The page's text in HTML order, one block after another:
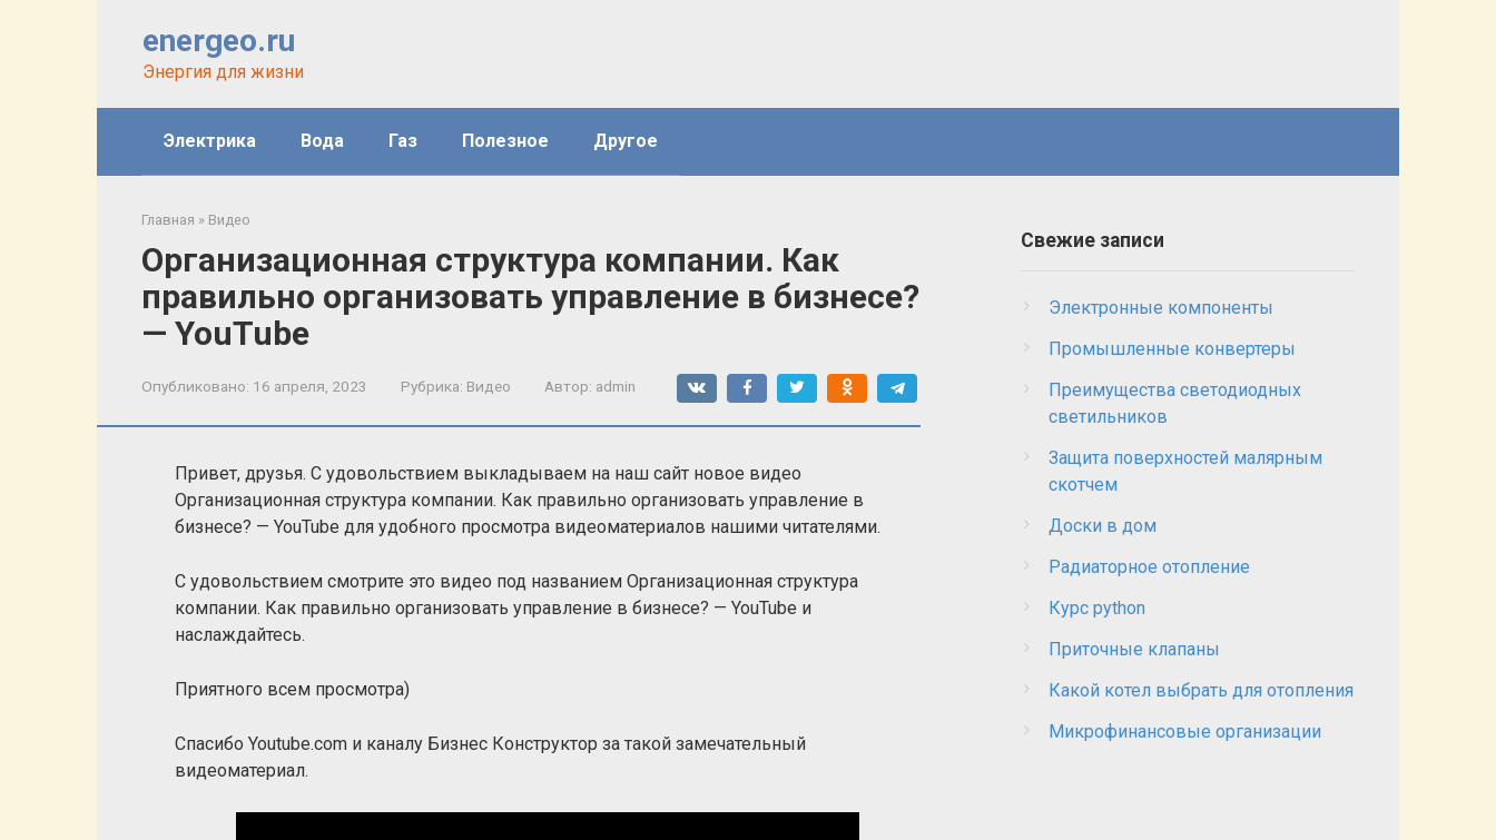
energeo.ru
Энергия для жизни
Электрика Вода Газ Полезное Другое
Главная » Видео
Организационная структура компании. Как
правильно организовать управление в бизнесе?
— YouTube
Опубликовано: 16 апреля, 2023 Рубрика: Видео Автор: admin
Привет, друзья. С удовольствием выкладываем на наш сайт новое видео
Организационная структура компании. Как правильно организовать управление в
бизнесе? — YouTube для удобного просмотра видеоматериалов нашими читателями.
С удовольствием смотрите это видео под названием Организационная структура
компании. Как правильно организовать управление в бизнесе? — YouTube и
наслаждайтесь.
Приятного всем просмотра)
Спасибо Youtube.com и каналу Бизнес Конструктор за такой замечательный
видеоматериал.
Свежие записи
Электронные компоненты
Промышленные конвертеры
Преимущества светодиодных
светильников
Защита поверхностей малярным
скотчем
Доски в дом
Радиаторное отопление
Курс python
Приточные клапаны
Какой котел выбрать для отопления
Микрофинансовые организации